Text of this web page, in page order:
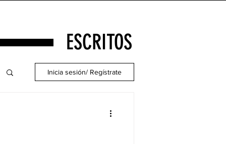
ESCRITOS
Inicia sesión/ Regístrate